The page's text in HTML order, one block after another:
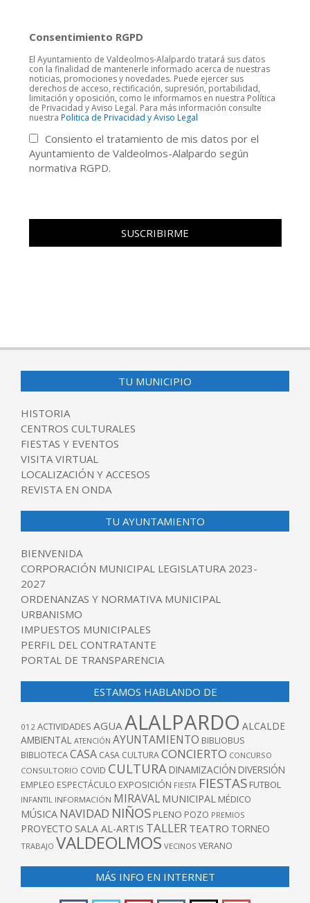
Consentimiento RGPD
El Ayuntamiento de Valdeolmos-Alalpardo tratará sus datos
con la finalidad de mantenerle informado acerca de nuestras
noticias, promociones y novedades. Puede ejercer sus
derechos de acceso, rectificación, supresión, portabilidad,
limitación y oposición, como le informamos en nuestra Política
de Privacidad y Aviso Legal. Para más información consulte
nuestra Politica de Privacidad y Aviso Legal
Consiento el tratamiento de mis datos por el
Ayuntamiento de Valdeolmos-Alalpardo según
normativa RGPD.
TU MUNICIPIO
HISTORIA
CENTROS CULTURALES
FIESTAS Y EVENTOS
VISITA VIRTUAL
LOCALIZACIÓN Y ACCESOS
REVISTA EN ONDA
TU AYUNTAMIENTO
BIENVENIDA
CORPORACIÓN MUNICIPAL LEGISLATURA 2023-
2027
ORDENANZAS Y NORMATIVA MUNICIPAL
URBANISMO
IMPUESTOS MUNICIPALES
PERFIL DEL CONTRATANTE
PORTAL DE TRANSPARENCIA
ESTAMOS HABLANDO DE
012 ACTIVIDADES AGUAALALPARDO ALCALDE
AMBIENTAL ATENCIÓN AYUNTAMIENTO BIBLIOBUS
BIBLIOTECACASA CASA CULTURACONCIERTO CONCURSO
CONSULTORIO COVID CULTURA DINAMIZACIÓN DIVERSIÓN
EMPLEO ESPECTÁCULO EXPOSICIÓN FIESTA FIESTAS FUTBOL
INFANTIL INFORMACIÓN MIRAVAL MUNICIPAL MÉDICO
MÚSICA NAVIDAD NIÑOS PLENO POZO PREMIOS
PROYECTO SALA AL-ARTIS TALLER TEATRO TORNEO
TRABAJO VALDEOLMOS VECINOS VERANO
MÁS INFO EN INTERNET